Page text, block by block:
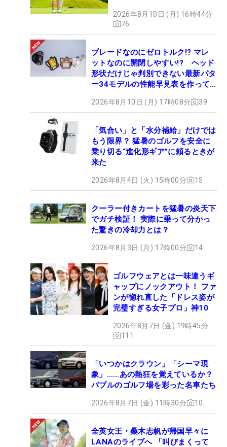
2026年8月10日 (月) 16時44分
76
ブレードなのにゼロトルク!? マレ
ットなのに開閉しやすい!? ヘッド
形状だけじゃ判別できない最新パタ
ー34モデルの性能早見表を作って
2026年8月10日 (月) 17時08分 39
「気合い」と「水分補給」だけでは
もう限界？ 猛暑のゴルフを安全に
乗り切る“進化形ギア”に頼るときが
来た
2026年8月4日 (火) 15時00分 15
クーラー付きカートを猛暑の炎天下
でガチ検証！ 実際に乗って分かっ
た驚きの冷却力とは？
2026年8月3日 (月) 17時00分 14
ゴルフウェアとは一味違うギ
ャップにノックアウト！ ファ
ンが惚れ直した「ドレス姿が
完璧すぎる女子プロ」神10
2026年8月7日 (金) 19時45分
111
「いつかはクラウン」「シーマ現
象」……あの熱狂を覚えているか？
バブルのゴルフ場を彩った名車たち
2026年8月7日 (金) 11時30分 10
全英女王・桑木志帆が帰国早々に
LANAのライブへ 「叫びまくって